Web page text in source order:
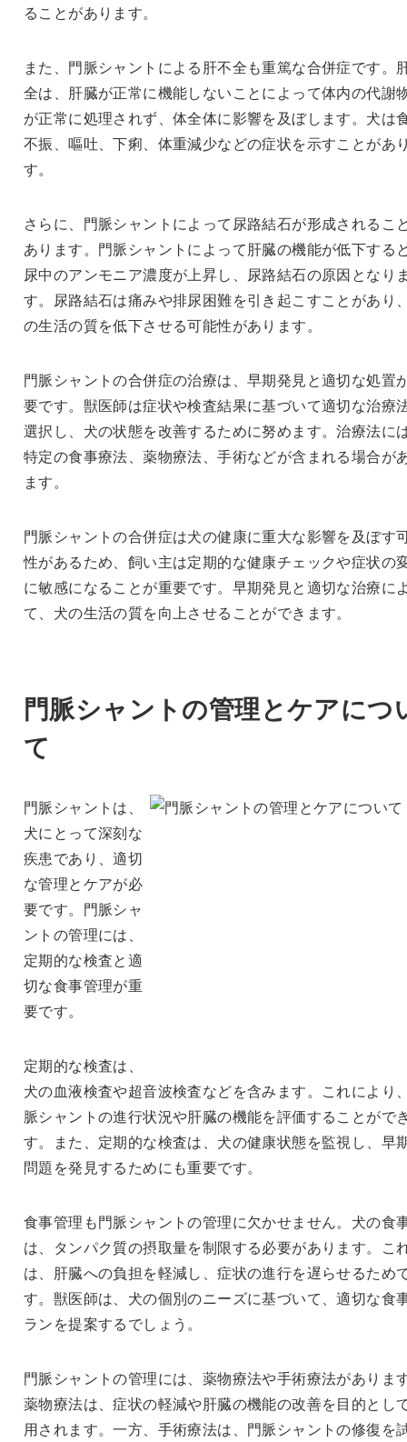
ることがあります。
また、門脈シャントによる肝不全も重篤な合併症です。
全は、肝臓が正常に機能しないことによって体内の代謝
が正常に処理されず、体全体に影響を及ぼします。犬は
不振、嘔吐、下痢、体重減少などの症状を示すことがあ
す。
さらに、門脈シャントによって尿路結石が形成されるこ
あります。門脈シャントによって肝臓の機能が低下する
尿中のアンモニア濃度が上昇し、尿路結石の原因となり
す。尿路結石は痛みや排尿困難を引き起こすことがあり
の生活の質を低下させる可能性があります。
門脈シャントの合併症の治療は、早期発見と適切な処置
要です。獣医師は症状や検査結果に基づいて適切な治療
選択し、犬の状態を改善するために努めます。治療法に
特定の食事療法、薬物療法、手術などが含まれる場合が
ます。
門脈シャントの合併症は犬の健康に重大な影響を及ぼす
性があるため、飼い主は定期的な健康チェックや症状の
に敏感になることが重要です。早期発見と適切な治療に
て、犬の生活の質を向上させることができます。
門脈シャントの管理とケアにつ
て
門脈シャントは、
犬にとって深刻な
疾患であり、適切
な管理とケアが必
要です。門脈シャ
ントの管理には、
定期的な検査と適
切な食事管理が重
要です。
定期的な検査は、
犬の血液検査や超音波検査などを含みます。これにより
脈シャントの進行状況や肝臓の機能を評価することがで
す。また、定期的な検査は、犬の健康状態を監視し、早
問題を発見するためにも重要です。
食事管理も門脈シャントの管理に欠かせません。犬の食
は、タンパク質の摂取量を制限する必要があります。こ
は、肝臓への負担を軽減し、症状の進行を遅らせるため
す。獣医師は、犬の個別のニーズに基づいて、適切な食
ランを提案するでしょう。
門脈シャントの管理には、薬物療法や手術療法がありま
薬物療法は、症状の軽減や肝臓の機能の改善を目的とし
用されます。一方、手術療法は、門脈シャントの修復を